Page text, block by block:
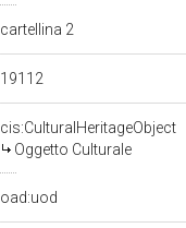
cartellina 2
19112
cis:CulturalHeritageObject
Oggetto Culturale
oad:uod